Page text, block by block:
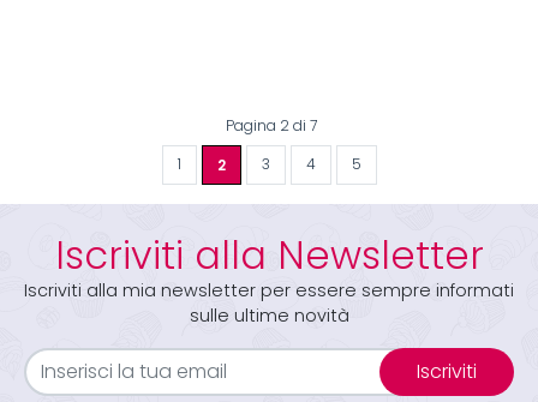
Pagina 2 di 7
1 2 3 4 5
Iscriviti alla Newsletter
Iscriviti alla mia newsletter per essere sempre informati
sulle ultime novità
Iscriviti